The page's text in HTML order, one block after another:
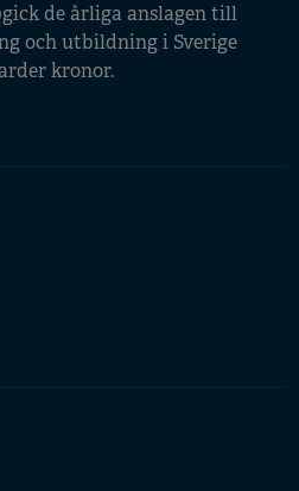
de årliga anslagen till
och utbildning i Sverige
kronor.